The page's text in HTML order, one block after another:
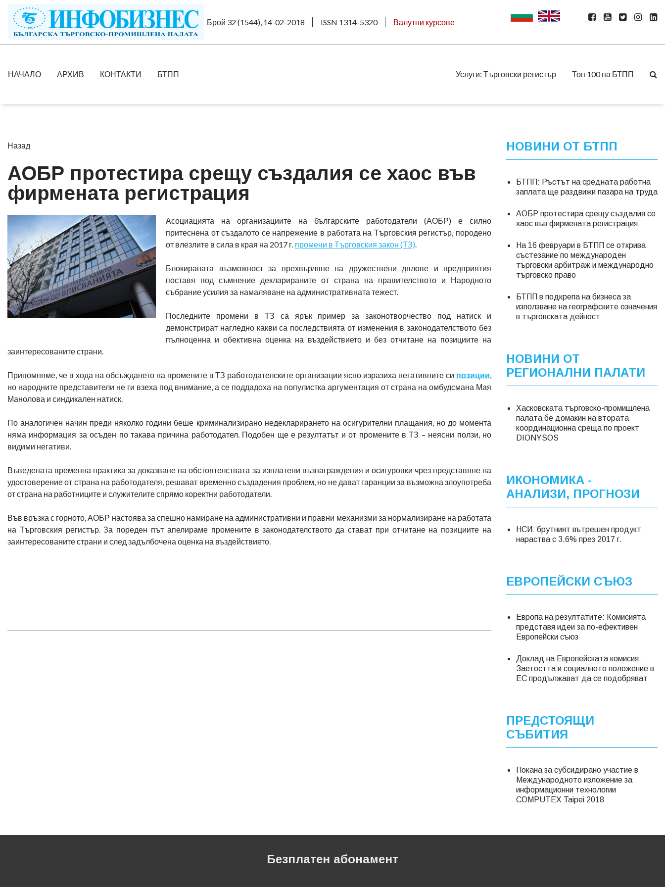
Брой 32 (1544), 14-02-2018 ISSN 1314-5320 Валутни курсове
НАЧАЛО АРХИВ КОНТАКТИ БТПП Услуги: Търговски регистър Топ 100 на БТПП
Назад
АОБР протестира срещу създалия се хаос във
фирмената регистрация
Асоциацията на организациите на българските работодатели (АОБР) е силно
притеснена от създалото се напрежение в работата на Търговския регистър, породено
от влезлите в сила в края на 2017 г. промени в Търговския закон (ТЗ).
Блокираната възможност за прехвърляне на дружествени дялове и предприятия
поставя под съмнение декларираните от страна на правителството и Народното
събрание усилия за намаляване на административната тежест.
Последните промени в ТЗ са ярък пример за законотворчество под натиск и
демонстрират нагледно какви са последствията от изменения в законодателството без
пълноценна и обективна оценка на въздействието и без отчитане на позициите на
заинтересованите страни.
Припомняме, че в хода на обсъждането на промените в ТЗ работодателските организации ясно изразиха негативните си позиции,
но народните представители не ги взеха под внимание, а се поддадоха на популистка аргументация от страна на омбудсмана Мая
Манолова и синдикален натиск.
По аналогичен начин преди няколко години беше криминализирано недекларирането на осигурителни плащания, но до момента
няма информация за осъден по такава причина работодател. Подобен ще е резултатът и от промените в ТЗ – неясни ползи, но
видими негативи.
Въведената временна практика за доказване на обстоятелствата за изплатени възнаграждения и осигуровки чрез представяне на
удостоверение от страна на работодателя, решават временно създадения проблем, но не дават гаранции за възможна злоупотреба
от страна на работниците и служителите спрямо коректни работодатели.
Във връзка с горното, АОБР настоява за спешно намиране на административни и правни механизми за нормализиране на работата
на Търговския регистър. За пореден път апелираме промените в законодателството да стават при отчитане на позициите на
заинтересованите страни и след задълбочена оценка на въздействието.
НОВИНИ ОТ БТПП
БТПП: Ръстът на средната работна
заплата ще раздвижи пазара на труда
АОБР протестира срещу създалия се
хаос във фирмената регистрация
На 16 февруари в БТПП се открива
състезание по международен
търговски арбитраж и международно
търговско право
БТПП в подкрепа на бизнеса за
използване на географските означения
в търговската дейност
НОВИНИ ОТ
РЕГИОНАЛНИ ПАЛАТИ
Хасковската търговско-промишлена
палата бе домакин на втората
координационна среща по проект
DIONYSOS
ИКОНОМИКА -
АНАЛИЗИ, ПРОГНОЗИ
НСИ: брутният вътрешен продукт
нараства с 3.6% през 2017 г.
ЕВРОПЕЙСКИ СЪЮЗ
Европа на резултатите: Комисията
представя идеи за по-ефективен
Европейски съюз
Доклад на Европейската комисия:
Заетостта и социалното положение в
ЕС продължават да се подобряват
ПРЕДСТОЯЩИ
СЪБИТИЯ
Покана за субсидирано участие в
Международното изложение за
информационни технологии
COMPUTEX Taipei 2018
Безплатен абонамент